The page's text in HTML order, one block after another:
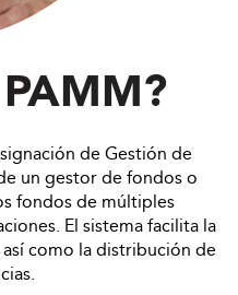
de Gestión de
un gestor de fondos o
fondos de múltiples
El sistema facilita la
como la distribución de